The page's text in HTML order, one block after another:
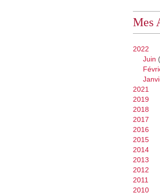
Mes
2022
Juin
2021
2019
2018
2017
2016
2015
2014
2013
2012
2011
2010